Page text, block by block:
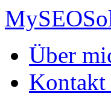
Über
Kontakt